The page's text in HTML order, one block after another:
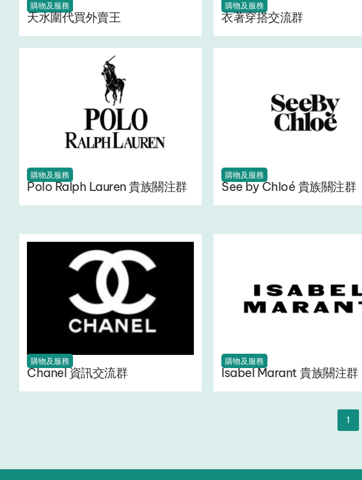
購物及服務
天水圍代買外賣王
購物及服務
衣著穿搭交流群
購物及服務
Polo Ralph Lauren 貴族關注群
購物及服務
See by Chloé 貴族關注群
購物及服務
Chanel 資訊交流群
購物及服務
Isabel Marant 貴族關注群
1